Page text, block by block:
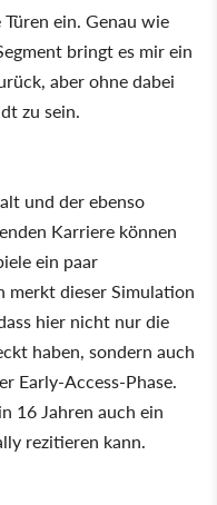
ein. Genau wie
bringt es mir ein
aber ohne dabei
zu sein.
und der ebenso
Karriere können
ein paar
merkt dieser Simulation
hier nicht nur die
haben, sondern auch
Early-Access-Phase.
16 Jahren auch ein
rezitieren kann.